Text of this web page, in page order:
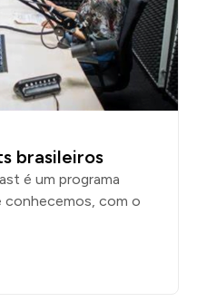
brasileiros
é um programa
conhecemos, com o